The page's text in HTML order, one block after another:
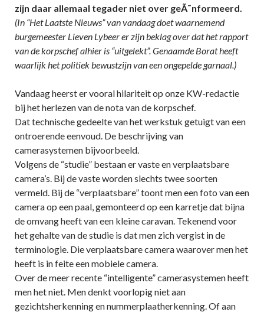
zijn daar allemaal tegader niet over geÃ¯nformeerd.
(In “Het Laatste Nieuws” van vandaag doet waarnemend
burgemeester Lieven Lybeer er zijn beklag over dat het rapport
van de korpschef alhier is “uitgelekt”. Genaamde Borat heeft
waarlijk het politiek bewustzijn van een ongepelde garnaal.)
Vandaag heerst er vooral hilariteit op onze KW-redactie
bij het herlezen van de nota van de korpschef.
Dat technische gedeelte van het werkstuk getuigt van een
ontroerende eenvoud. De beschrijving van
camerasystemen bijvoorbeeld.
Volgens de “studie” bestaan er vaste en verplaatsbare
camera’s. Bij de vaste worden slechts twee soorten
vermeld. Bij de “verplaatsbare” toont men een foto van een
camera op een paal, gemonteerd op een karretje dat bijna
de omvang heeft van een kleine caravan. Tekenend voor
het gehalte van de studie is dat men zich vergist in de
terminologie. Die verplaatsbare camera waarover men het
heeft is in feite een mobiele camera.
Over de meer recente “intelligente” camerasystemen heeft
men het niet. Men denkt voorlopig niet aan
gezichtsherkenning en nummerplaatherkenning. Of aan